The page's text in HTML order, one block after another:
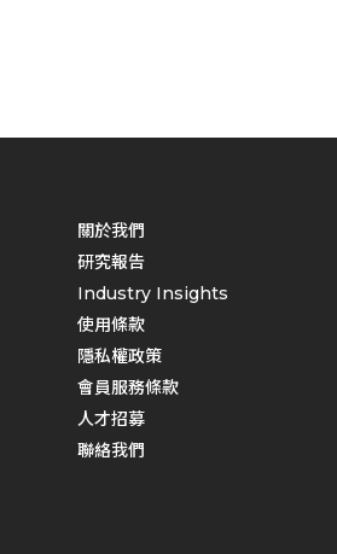
關於我們
研究報告
Industry Insights
使用條款
隱私權政策
會員服務條款
人才招募
聯絡我們